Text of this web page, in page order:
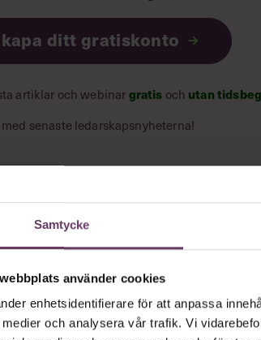
Samtycke
använder cookies
enhetsidentifierare för att anpassa
och analysera vår trafik. Vi
kort tid. Det är nya regler som gäller
ditt gratiskonto
artiklar och webinargratis och utan
med senaste ledarskapsnyheterna!
aldrig med tredje part.Läs vår